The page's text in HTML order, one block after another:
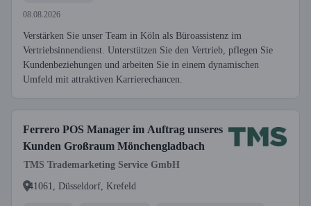
08.08.2026
Verstärken Sie unser Team in Köln als Büroassistenz im
Vertriebsinnendienst. Unterstützen Sie den Vertrieb, pflegen Sie
Kundenbeziehungen und arbeiten Sie in einem dynamischen
Umfeld mit attraktiven Karrierechancen.
Ferrero POS Manager im Auftrag unseres
Kunden Großraum Mönchengladbach
TMS Trademarketing Service GmbH
41061, Düsseldorf, Krefeld